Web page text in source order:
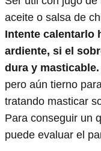
aceite o salsa de
Intente calentarlo
ardiente, si el
dura y masticable.
pero aún tierno
tratando masticar
Para conseguir un
puede evaluar el